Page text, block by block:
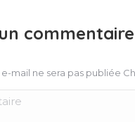
commentaire
mail ne sera pas publiée